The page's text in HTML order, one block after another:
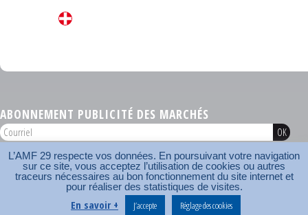
ABONNEMENT PUBLICITÉ DES MARCHÉS
AMF 29 © 2026
Plan du site Nos coordonnées Mentions légales
Contact
Carrefour des communes
AMF
L’AMF 29 respecte vos données. En poursuivant votre navigation
sur ce site, vous acceptez l’utilisation de cookies ou autres
traceurs nécessaires au bon fonctionnement du site internet et
pour réaliser des statistiques de visites.
En savoir + J’accepte Réglage des cookies